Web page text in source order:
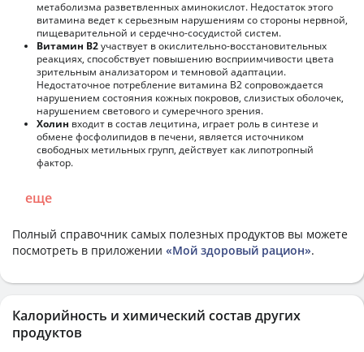
метаболизма разветвленных аминокислот. Недостаток этого
витамина ведет к серьезным нарушениям со стороны нервной,
пищеварительной и сердечно-сосудистой систем.
Витамин В2участвует в окислительно-восстановительных
реакциях, способствует повышению восприимчивости цвета
зрительным анализатором и темновой адаптации.
Недостаточное потребление витамина В2 сопровождается
нарушением состояния кожных покровов, слизистых оболочек,
нарушением светового и сумеречного зрения.
Холин входит в состав лецитина, играет роль в синтезе и
обмене фосфолипидов в печени, является источником
свободных метильных групп, действует как липотропный
фактор.
еще
Полный справочник самых полезных продуктов вы можете
посмотреть в приложении «Мой здоровый рацион».
Калорийность и химический состав других
продуктов